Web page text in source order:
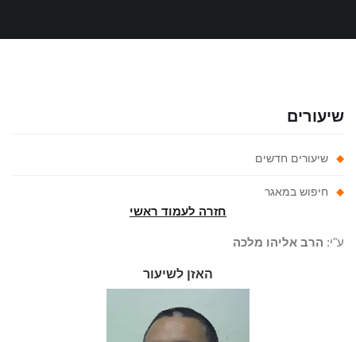
שיעורים חדשים
חיפוש במאגר
חזרה לעמוד ראשי
הרב אליהו מלכה
האזן לשיעור